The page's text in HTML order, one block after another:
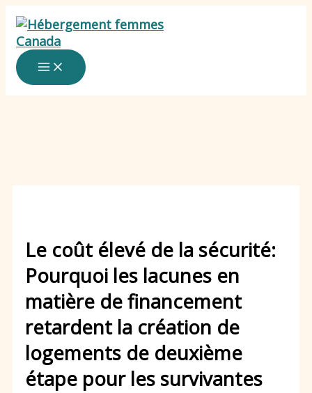
Skip
to
content
Le coût élevé de la sécurité:
Pourquoi les lacunes en
matière de financement
retardent la création de
logements de deuxième
étape pour les survivantes